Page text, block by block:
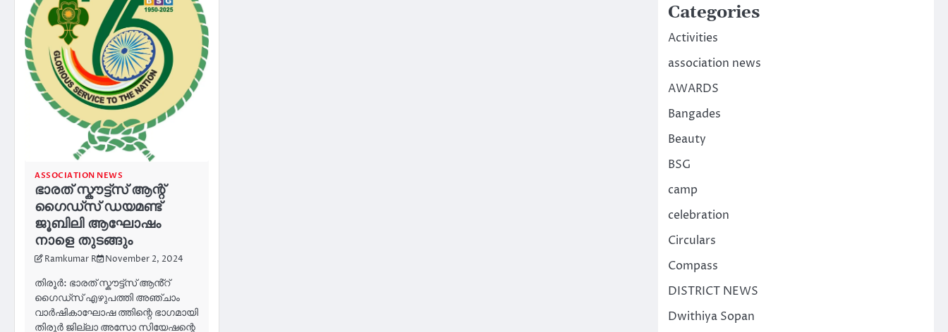
ASSOCIATION NEWS
ഭാരത് സ്കൗട്ട്സ് ആന്റ്
ഗൈഡ്‌സ് ഡയമണ്ട്
ജൂബിലി ആഘോഷം
നാളെ തുടങ്ങും
Ramkumar R November 2, 2024
തിരൂർ: ഭാരത് സ്കൗട്ട്സ് ആൻ്റ്
ഗൈഡ്സ് എഴുപത്തി അഞ്ചാം
വാർഷികാഘോഷ ത്തിന്റെ ഭാഗമായി
തിരൂർ ജില്ലാ അസോ സിയേഷന്റെ
Categories
Activities
association news
AWARDS
Bangades
Beauty
BSG
camp
celebration
Circulars
Compass
DISTRICT NEWS
Dwithiya Sopan